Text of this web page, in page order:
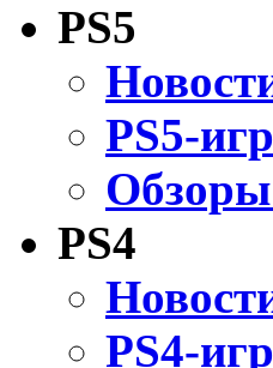
PS5
PS5-
Обзоры
PS4
PS4-